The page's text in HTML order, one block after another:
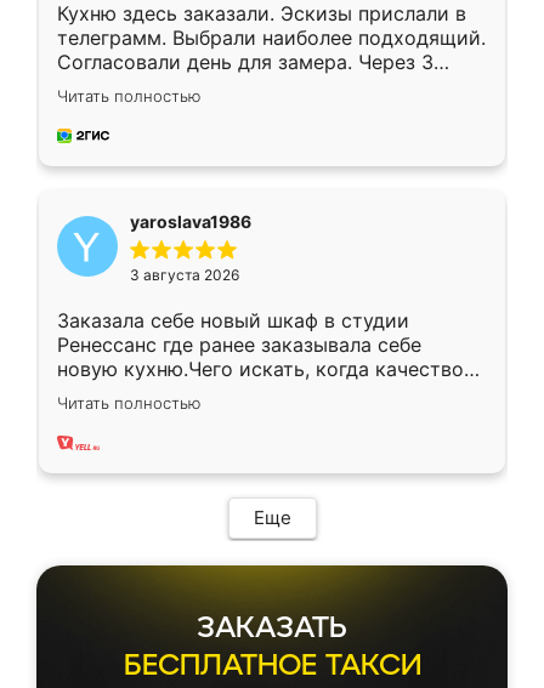
Кухню здесь заказали. Эскизы прислали в
телеграмм. Выбрали наиболее подходящий.
Согласовали день для замера. Через 3
недели кухня была уже готова. Остались
довольны работой. Спасибо Ренессанс
мебель за качественную работу!
Читать полностью
yaroslava1986
3 августа 2026
Заказала себе новый шкаф в студии
Ренессанс где ранее заказывала себе
новую кухню.Чего искать, когда качеством
вполне довольна. Служит кухня уже почти
два года, нареканий нет.
Читать полностью
Еще
ЗАКАЗАТЬ
БЕСПЛАТНОЕ ТАКСИ